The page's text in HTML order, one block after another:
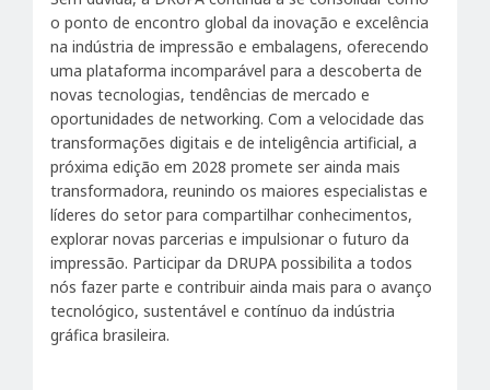
o ponto de encontro global da inovação e excelência
na indústria de impressão e embalagens, oferecendo
uma plataforma incomparável para a descoberta de
novas tecnologias, tendências de mercado e
oportunidades de networking. Com a velocidade das
transformações digitais e de inteligência artificial, a
próxima edição em 2028 promete ser ainda mais
transformadora, reunindo os maiores especialistas e
líderes do setor para compartilhar conhecimentos,
explorar novas parcerias e impulsionar o futuro da
impressão. Participar da DRUPA possibilita a todos
nós fazer parte e contribuir ainda mais para o avanço
tecnológico, sustentável e contínuo da indústria
gráfica brasileira.